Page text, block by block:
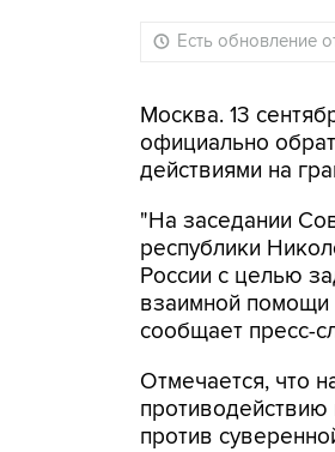
Есть обновление
Москва. 13
официально
действиями на
"На заседании
республики
России с целью
взаимной
сообщает пресс-
Отмечается, что
против